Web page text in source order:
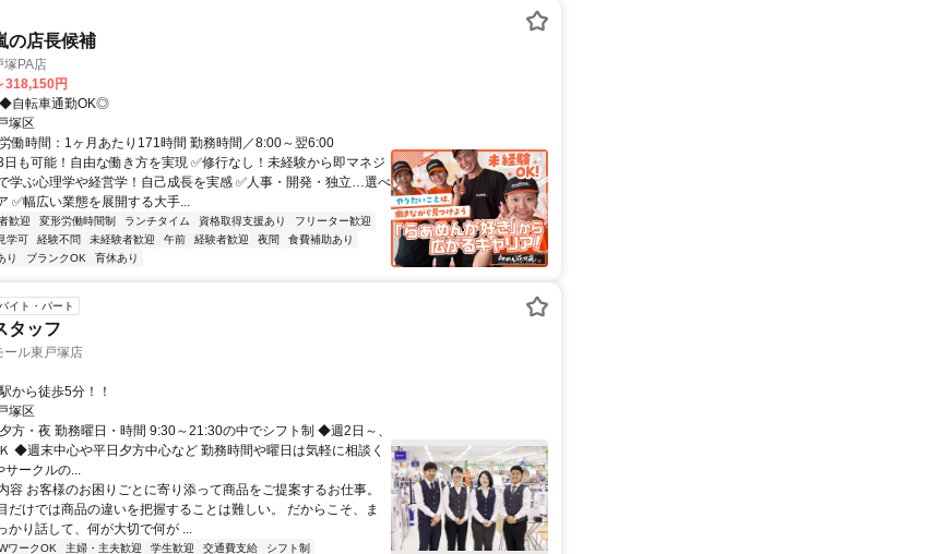
の店長候補
PA店
318,150円
◆自転車通勤OK◎
塚区
働時間：1ヶ月あたり171時間 勤務時間／8:00～翌6:00
日も可能！自由な働き方を実現 ✅修行なし！未経験から即マネジ
学ぶ心理学や経営学！自己成長を実感 ✅人事・開発・独立…選べ
✅幅広い業態を展開する大手...
歓迎 変形労働時間制 ランチタイム 資格取得支援あり
フリーター歓迎
学可 経験不問 未経験者歓迎 午前 経験者歓迎 夜間
食費補助あり
り ブランクOK 育休あり
イト・パート
タッフ
ル東戸塚店
から徒歩5分！！
塚区
方・夜 勤務曜日・時間 9:30～21:30の中でシフト制 ◆週2日～、
◆週末中心や平日夕方中心など 勤務時間や曜日は気軽に相談く
ークルの...
容 お客様のお困りごとに寄り添って商品をご提案するお仕事。
だけでは商品の違いを把握することは難しい。 だからこそ、ま
かり話して、何が大切で何が ...
ワークOK 主婦・主夫歓迎 学生歓迎 交通費支給 シフト制